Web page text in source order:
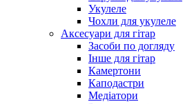
Укулеле
Чохли для укулеле
Аксесуари для гітар
Засоби по догляду
Інше для гітар
Камертони
Каподастри
Медіатори